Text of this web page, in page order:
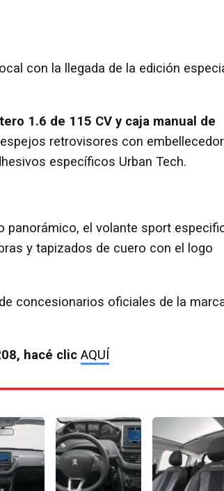
con la llegada de la edición
1.6 de 115 CV y caja manual de
espejos retrovisores con
específicos Urban Tech.
panorámico, el volante sport
y tapizados de cuero con el logo
concesionarios oficiales de la
hacé clic AQUÍ